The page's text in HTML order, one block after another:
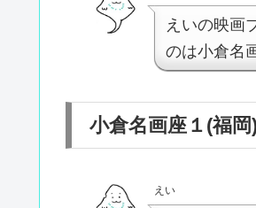
えいの映画
のは小倉名
小倉名画座１(福
えい